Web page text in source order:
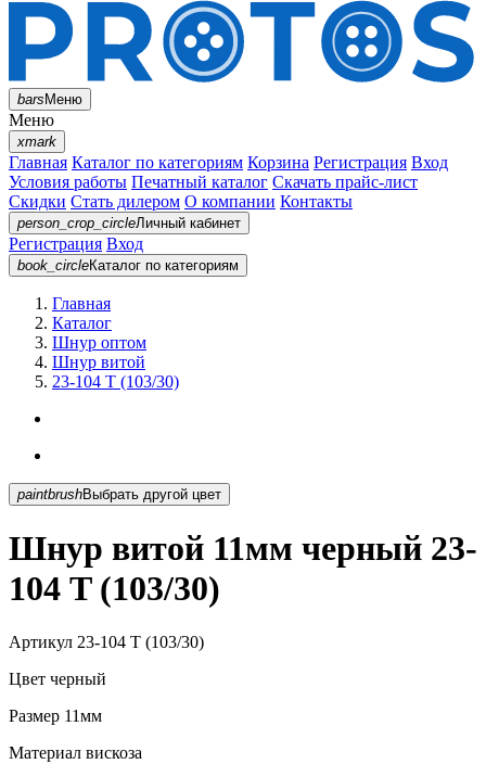
barsМеню
Меню
xmark
Главная Каталог по категориям Корзина Регистрация Вход
Условия работы Печатный каталог Скачать прайс-лист
Скидки Стать дилером О компании Контакты
person_crop_circleЛичный кабинет
Регистрация Вход
book_circleКаталог по категориям
Главная
Каталог
Шнур оптом
Шнур витой
23-104 T (103/30)
paintbrush Выбрать другой цвет
Шнур витой 11мм черный 23-
104 T (103/30)
Артикул 23-104 T (103/30)
Цвет черный
Размер 11мм
Материал вискоза